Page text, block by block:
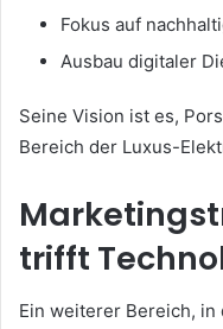
Fokus auf
Ausbau digitaler
Seine Vision ist es,
Bereich der Luxus-
trifft
Ein weiterer Bereich,